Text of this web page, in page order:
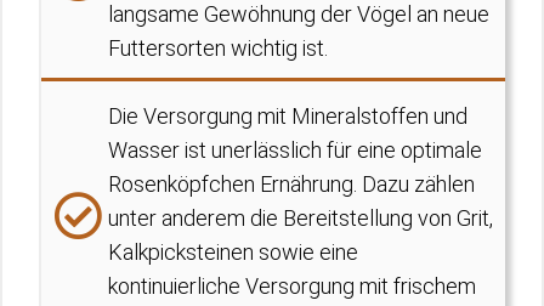
langsame Gewöhnung der Vögel an neue
Futtersorten wichtig ist.
Die Versorgung mit Mineralstoffen und
Wasser ist unerlässlich für eine optimale
Rosenköpfchen Ernährung. Dazu zählen
unter anderem die Bereitstellung von Grit,
Kalkpicksteinen sowie eine
kontinuierliche Versorgung mit frischem